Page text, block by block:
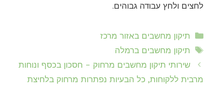
לחצים ולחץ עבודה גבוהים.
קטגוריות
תיקון מחשבים באזור מרכז
תגיות
תיקון מחשבים ברמלה
שירותי תיקון מחשבים מרחוק – חסכון בכסף ונוחות
מרבית ללקוחות, כל הבעיות נפתרות מרחוק בלחיצת